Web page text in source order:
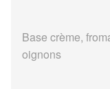
Base crème,
oignons